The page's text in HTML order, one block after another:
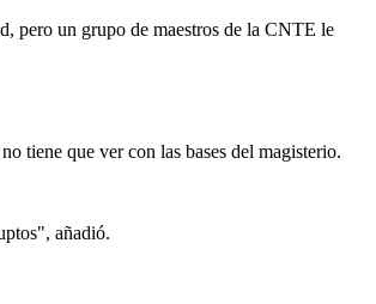
pero un grupo de maestros de la CNTE le
tiene que ver con las bases del magisterio.
añadió.